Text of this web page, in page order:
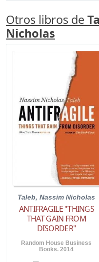
Otros libros de
Nicholas
Taleb, Nassim Nicholas
ANTIFRAGILE "THINGS
THAT GAIN FROM
DISORDER"
Random House Business
Books. 2014